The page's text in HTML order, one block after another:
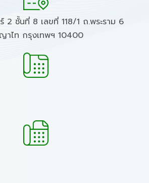
2 ชั้นที่ 8 เลขที่ 118/1 ถ.พระราม 6
ไท กรุงเทพฯ 10400